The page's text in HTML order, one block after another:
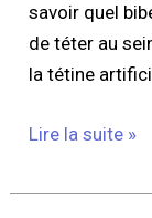
savoir quel
de téter au
la tétine
Lire la suite »